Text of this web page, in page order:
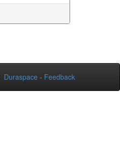
Duraspace - Feedback